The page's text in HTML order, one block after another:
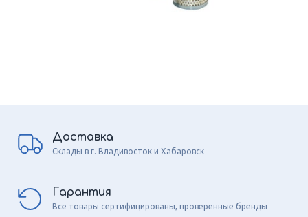
Доставка
Склады в г. Владивосток и Хабаровск
Гарантия
Все товары сертифицированы, проверенные бренды